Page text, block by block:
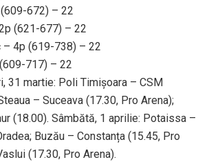
672) – 22
(621-677) – 22
– 4p (619-738) – 22
717) – 22
31 martie: Poli Timișoara – CSM
– Suceava (17.30, Pro Arena);
(18.00). Sâmbătă, 1 aprilie: Potaissa –
Buzău – Constanța (15.45, Pro
(17.30, Pro Arena).